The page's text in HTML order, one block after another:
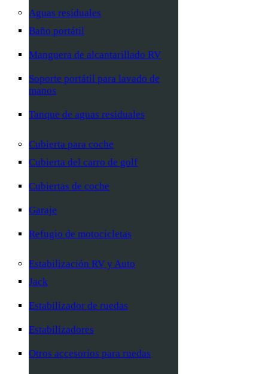
Aguas residuales
Baño portátil
Manguera de alcantarillado RV
Soporte portátil para lavado de
manos
Tanque de aguas residuales
Cubierta para coche
Cubierta del carro de golf
Cubiertas de coche
Garaje
Refugio de motocicletas
Estabilización RV y Auto
Jack
Estabilizador de ruedas
Estabilizadores
Otros accesorios para ruedas